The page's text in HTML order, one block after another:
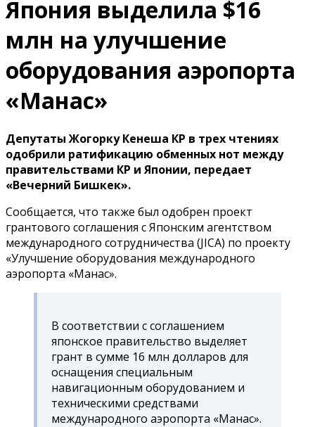
Япония выделила $16
млн на улучшение
оборудования аэропорта
«Манас»
Депутаты Жогорку Кенеша КР в трех чтениях
одобрили ратификацию обменных нот между
правительствами КР и Японии, передает
«Вечерний Бишкек».
Сообщается, что также был одобрен проект
грантового соглашения с Японским агентством
международного сотрудничества (JICA) по проекту
«Улучшение оборудования международного
аэропорта «Манас».
В соответствии с соглашением
японское правительство выделяет
грант в сумме 16 млн долларов для
оснащения специальным
навигационным оборудованием и
техническими средствами
международного аэропорта «Манас».